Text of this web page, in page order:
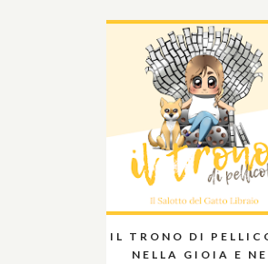
IL TRONO DI
NELLA GIOIA E